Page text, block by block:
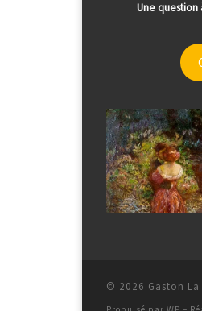
Une question
© 2026 Gaston